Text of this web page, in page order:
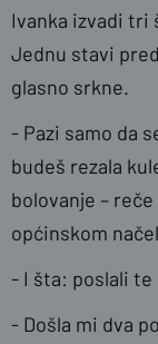
Ivanka izvadi tri
Jednu stavi
glasno srkne.
- Pazi samo da
budeš rezala
bolovanje –
općinskom
- I šta: poslali te
- Došla mi dva